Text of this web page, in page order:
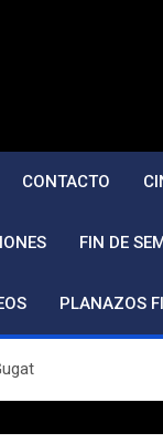
CONTACTO
FIN DE
PLANAZOS